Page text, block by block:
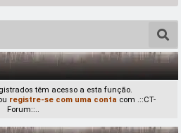
têm acesso a esta função.
registre-se com uma conta com .::CT-
Forum::..